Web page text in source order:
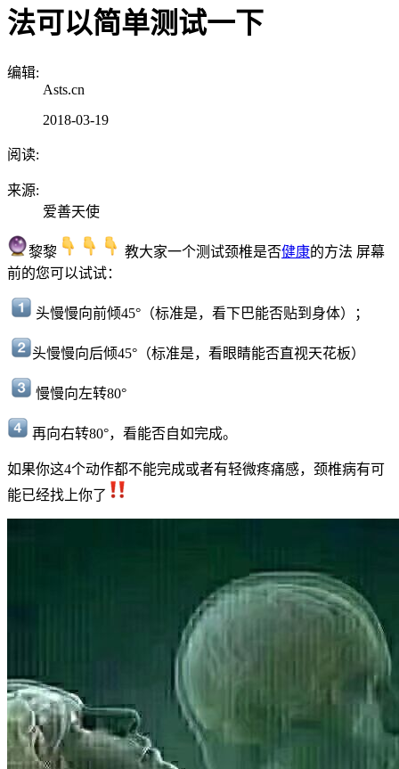
法可以简单测试一下
编辑:
Asts.cn
2018-03-19
阅读:
来源:
爱善天使
黎黎 教大家一个测试颈椎是否健康的方法 屏幕
前的您可以试试：
头慢慢向前倾45°（标准是，看下巴能否贴到身体）；
头慢慢向后倾45°（标准是，看眼睛能否直视天花板）
慢慢向左转80°
再向右转80°，看能否自如完成。
如果你这4个动作都不能完成或者有轻微疼痛感，颈椎病有可
能已经找上你了